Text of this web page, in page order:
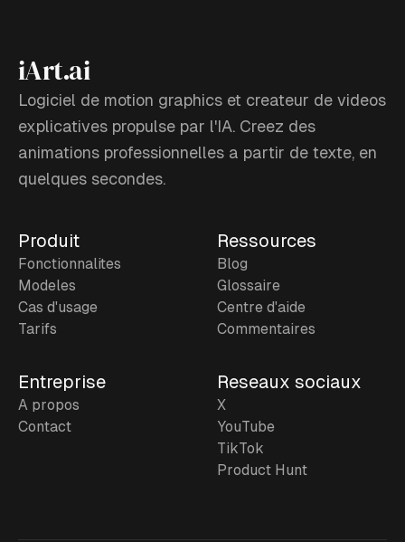
iArt.ai
Logiciel de motion graphics et createur de videos
explicatives propulse par l'IA. Creez des
animations professionnelles a partir de texte, en
quelques secondes.
Produit
Fonctionnalites
Modeles
Cas d'usage
Tarifs
Ressources
Blog
Glossaire
Centre d'aide
Commentaires
Entreprise
A propos
Contact
Reseaux sociaux
X
YouTube
TikTok
Product Hunt